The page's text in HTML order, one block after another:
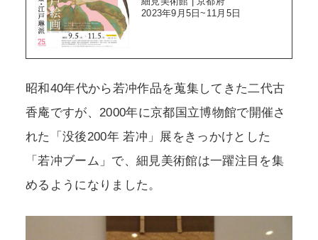
2023年9月5日~11月5日
昭和40年代から若冲作品を蒐集してきた二代古
香庵ですが、2000年に京都国立博物館で開催さ
れた「没後200年 若冲」展をきっかけとした
「若冲ブーム」で、細見美術館は一躍注目を集
めるようになりました。